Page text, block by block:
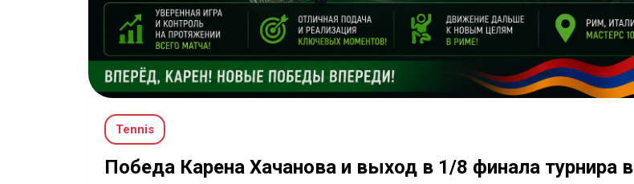
Tennis
Победа Карена Хачанова и выход в 1/8 финала турнира в